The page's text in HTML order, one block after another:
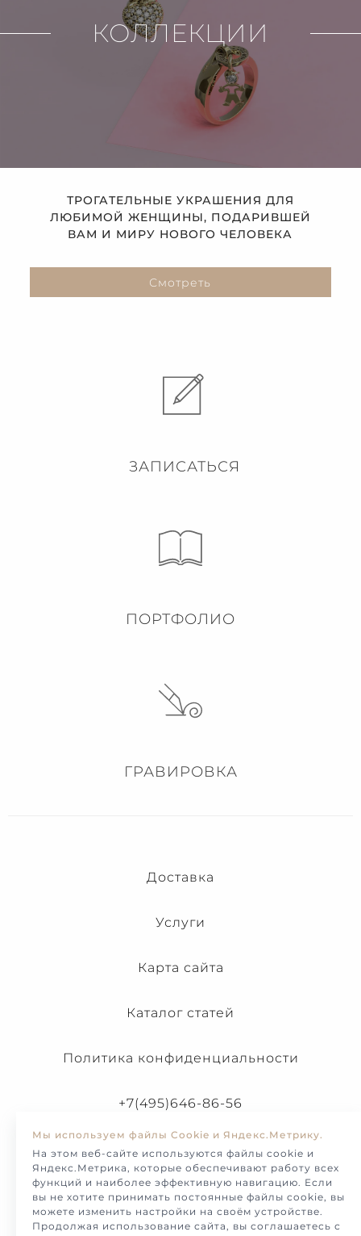
КОЛЛЕКЦИИ
ТРОГАТЕЛЬНЫЕ УКРАШЕНИЯ ДЛЯ
ЛЮБИМОЙ ЖЕНЩИНЫ, ПОДАРИВШЕЙ
ВАМ И МИРУ НОВОГО ЧЕЛОВЕКА
Смотреть
ЗАПИСАТЬСЯ
ПОРТФОЛИО
ГРАВИРОВКА
Доставка
Услуги
Карта сайта
Каталог статей
Политика конфиденциальности
+7(495)646-86-56
Мы используем файлы Cookie и Яндекс.Метрику.
На этом веб-сайте используются файлы cookie и
Яндекс.Метрика, которые обеспечивают работу всех
функций и наиболее эффективную навигацию. Если
вы не хотите принимать постоянные файлы cookie, вы
можете изменить настройки на своём устройстве.
Продолжая использование сайта, вы соглашаетесь с